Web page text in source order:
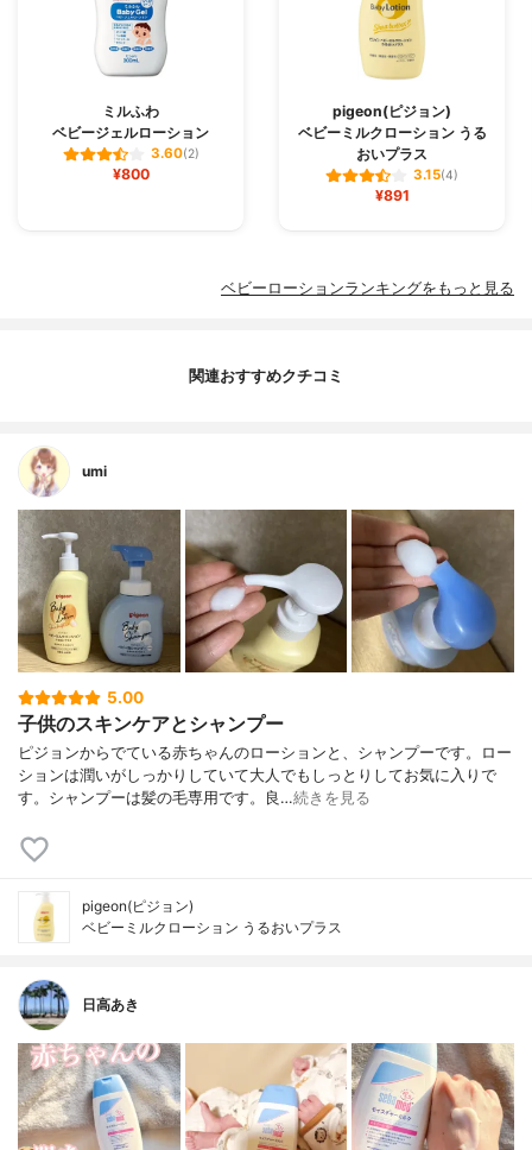
ミルふわ
ベビージェルローション
3.60(2)
¥800
pigeon(ピジョン)
ベビーミルクローション うる
おいプラス
3.15(4)
¥891
ベビーローションランキングをもっと見る
関連おすすめクチコミ
umi
5.00
子供のスキンケアとシャンプー
ピジョンからでている赤ちゃんのローションと、シャンプーです。ロー
ションは潤いがしっかりしていて大人でもしっとりしてお気に入りで
す。シャンプーは髪の毛専用です。良…続きを見る
pigeon(ピジョン)
ベビーミルクローション うるおいプラス
日高あき